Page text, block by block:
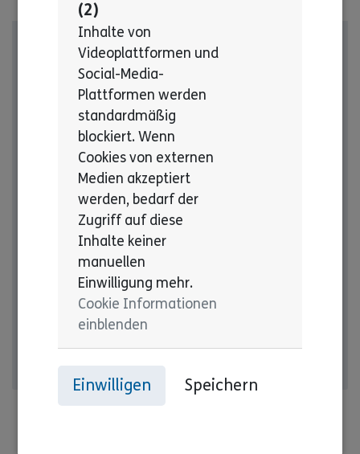
Hilfe für (werdende) Eltern und
Angehörige von Kindern mit einer
möglichen Behinderung
Online-Beratungsstelle HELB
ist jetzt online!
HELB ist eine erste Anlaufstelle für Eltern
und Angehörige von Kindern mit einer
möglichen Behinderung und Familien, die
ein Kind mit Beeinträchtigung erwarten.
Buchen Sie jetzt einen Termin!
Hier geht's zu HELB
(2)
Inhalte von
Videoplattformen und
Social-Media-
Plattformen werden
standardmäßig
blockiert. Wenn
Cookies von externen
Medien akzeptiert
werden, bedarf der
Zugriff auf diese
Inhalte keiner
manuellen
Einwilligung mehr.
Cookie Informationen
einblenden
Einwilligen Speichern